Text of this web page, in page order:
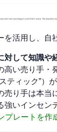
を活用し、自
対して知識や
高い売り手・
ティック”）が
売り手は本当
強いインセン
レートを作